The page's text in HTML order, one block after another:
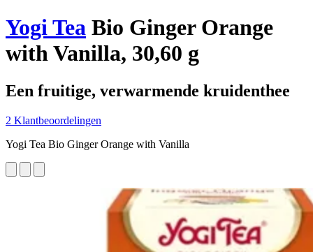
Yogi Tea Bio Ginger Orange
with Vanilla, 30,60 g
Een fruitige, verwarmende kruidenthee
2 Klantbeoordelingen
Yogi Tea Bio Ginger Orange with Vanilla